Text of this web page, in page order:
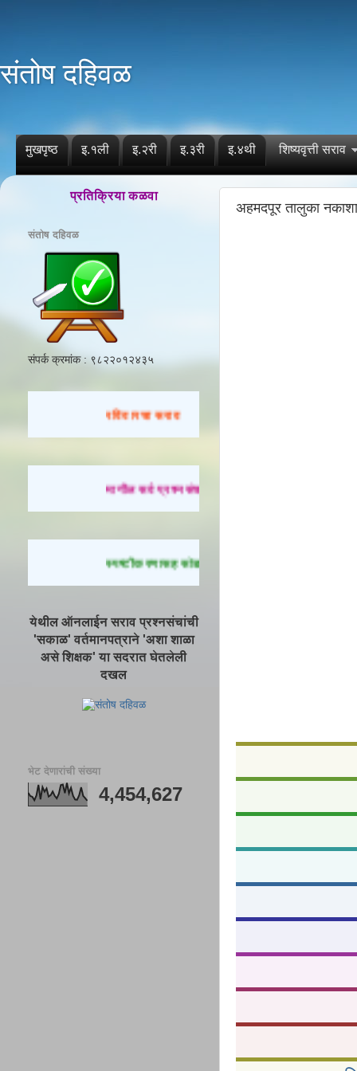
संतोष दहिवळ
मुखपृष्ठ इ.१ली इ.२री इ.३री इ.४थी शिष्यवृत्ती सराव
अहमदपूर तालुका
प्रतिक्रिया कळवा
संतोष दहिवळ
संपर्क क्रमांक : ९८२२०१२४३५
रविवारचा सराव
मागील सर्व प्रश्नसंच सोडवण्यासाठी येथे क्लिक करा.
स्पष्टीकरणासह सोडवलेले प्रश्न पाहण्यासाठी येथे
येथील ऑनलाईन सराव प्रश्नसंचांची
'सकाळ' वर्तमानपत्राने 'अशा शाळा
असे शिक्षक' या सदरात घेतलेली
दखल
भेट देणारांची संख्या
4,454,627